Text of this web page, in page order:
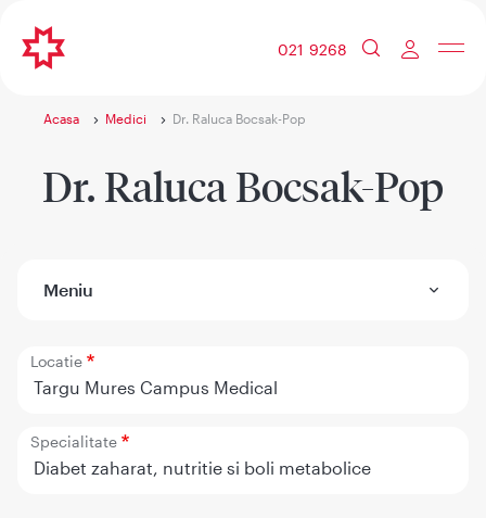
021 9268
Acasa Medici Dr. Raluca Bocsak-Pop
Dr. Raluca Bocsak-Pop
Meniu
Locatie
Targu Mures Campus Medical
Specialitate
Diabet zaharat, nutritie si boli metabolice